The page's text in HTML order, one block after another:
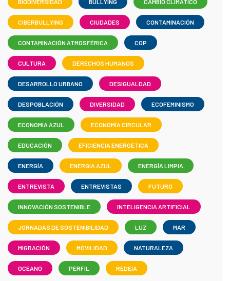
BIODIVERSIDAD BULLYING CAMBIO CLIMÁTICO
CIBERBULLYING CIUDADES CONTAMINACIÓN
CONTAMINACIÓN ATMOSFÉRICA COP
CULTURA DERECHOS HUMANOS
DESARROLLO URBANO DESIGUALDAD
DESPOBLACIÓN DIVERSIDAD ECOFEMINISMO
ECONOMIA AZUL ECONOMÍA CIRCULAR
EDUCACIÓN EFICIENCIA ENERGÉTICA
ENERGÍA ENERGIA AZUL ENERGÍA LIMPIA
ENTREVISTA ENTREVISTAS FUTURO
INNOVACIÓN SOSTENIBLE INTELIGENCIA ARTIFICIAL
JORNADAS DE SOSTENIBILIDAD LUZ MAR
MIGRACIÓN MOVILIDAD NATURALEZA
OCEANO PERFIL REDEIA